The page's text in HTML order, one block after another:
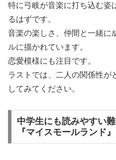
特に弓岐が音楽に打ち込む姿
るはずです。
音楽の楽しさ、仲間と一緒に
ルに描かれています。
恋愛模様にも注目です。
ラストでは、二人の関係性が
してみてください。
中学生にも読みやすい
『マイスモールランド』